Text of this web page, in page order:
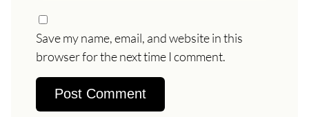
Save my name, email, and website in this
browser for the next time I comment.